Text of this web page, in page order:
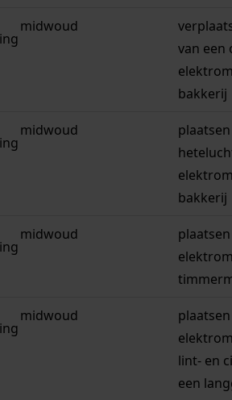
midwoud
van een
bakkerij
midwoud
bakkerij
midwoud
midwoud
lint- en
een